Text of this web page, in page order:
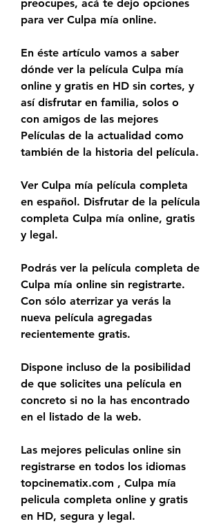
preocupes, acá te dejo opciones
para ver Culpa mía online.
En éste artículo vamos a saber
dónde ver la película Culpa mía
online y gratis en HD sin cortes, y
así disfrutar en familia, solos o
con amigos de las mejores
Películas de la actualidad como
también de la historia del película.
Ver Culpa mía película completa
en español. Disfrutar de la película
completa Culpa mía online, gratis
y legal.
Podrás ver la película completa de
Culpa mía online sin registrarte.
Con sólo aterrizar ya verás la
nueva película agregadas
recientemente gratis.
Dispone incluso de la posibilidad
de que solicites una película en
concreto si no la has encontrado
en el listado de la web.
Las mejores peliculas online sin
registrarse en todos los idiomas
topcinematix.com , Culpa mía
pelicula completa online y gratis
en HD, segura y legal.